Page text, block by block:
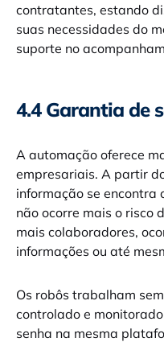
contratantes, estando
suas necessidades do
suporte no
4.4 Garantia de
A automação oferece
empresariais. A partir
informação se encontra
não ocorre mais o risco
mais colaboradores,
informações ou até
Os robôs trabalham
controlado e
senha na mesma